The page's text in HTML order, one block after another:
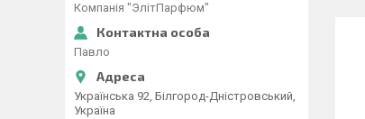
Компанія "ЭлітПарфюм"
Павло
Українська 92, Білгород-Дністровський,
Україна